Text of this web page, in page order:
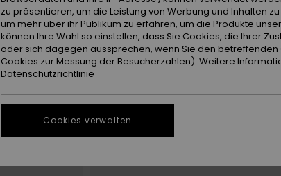
zu präsentieren, um die Leistung von Werbung und Inhalten
um mehr über ihr Publikum zu erfahren, um die Produkte
können Ihre Wahl so einstellen, dass Sie Cookies, die Ihrer
oder sich dagegen aussprechen, wenn Sie den betreffenden
Cookies zur Messung der Besucherzahlen). Weitere
Datenschutzrichtlinie
Cookies verwalten